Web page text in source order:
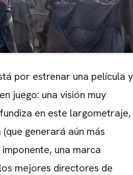
por estrenar una película y
juego: una visión muy
en este largometraje,
generará aún más
una marca
mejores directores de